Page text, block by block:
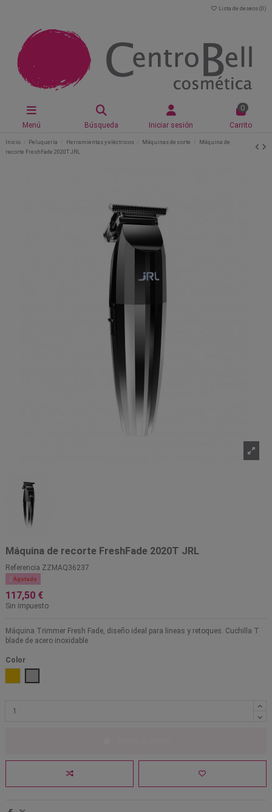
Lista de deseos (0 )
Menú Búsqueda Iniciar sesión
0
Carrito
Inicio Peluquería Herramientas y eléctricos Máquinas de corte
Máquina de
recorte FreshFade 2020T JRL
Máquina de recorte FreshFade 2020T JRL
Referencia ZZMAQ36237
 Agotado
117,50 €
Sin impuesto
Máquina Trimmer Fresh Fade, diseño ideal para lineas y retoques. Cuchilla T
blade de acero inoxidable
Color